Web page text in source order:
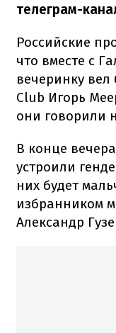
телеграм-
Российские
что вместе с
вечеринку
Club Игорь
они говорили
В конце
устроили
них будет
избранником
Александр